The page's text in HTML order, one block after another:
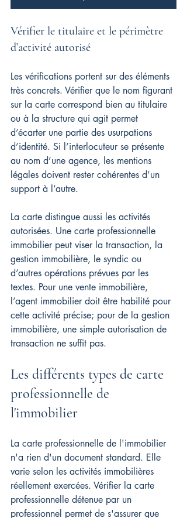
Vérifier le titulaire et le périmètre
d’activité autorisé
Les vérifications portent sur des éléments
très concrets. Vérifier que le nom figurant
sur la carte correspond bien au titulaire
ou à la structure qui agit permet
d’écarter une partie des usurpations
d’identité. Si l’interlocuteur se présente
au nom d’une agence, les mentions
légales doivent rester cohérentes d’un
support à l’autre.
La carte distingue aussi les activités
autorisées. Une carte professionnelle
immobilier peut viser la transaction, la
gestion immobilière, le syndic ou
d’autres opérations prévues par les
textes. Pour une vente immobilière,
l’agent immobilier doit être habilité pour
cette activité précise; pour de la gestion
immobilière, une simple autorisation de
transaction ne suffit pas.
Les différents types de carte
professionnelle de
l'immobilier
La carte professionnelle de l'immobilier
n'a rien d'un document standard. Elle
varie selon les activités immobilières
réellement exercées. Vérifier la carte
professionnelle détenue par un
professionnel permet de s'assurer que